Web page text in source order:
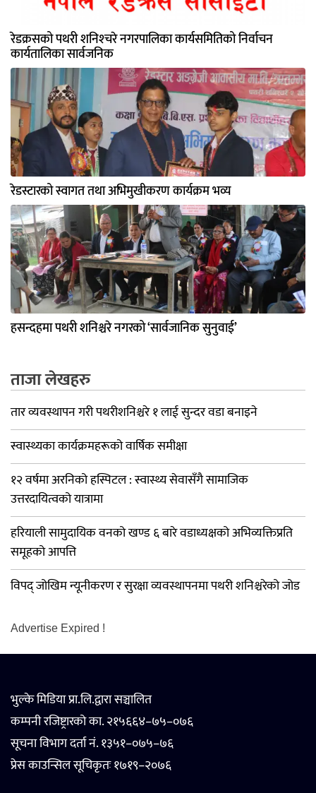
रेडक्रसको पथरी शनिश्‍चरे नगरपालिका कार्यसमितिको निर्वाचन
कार्यतालिका सार्वजनिक
रेडस्टारको स्वागत तथा अभिमुखीकरण कार्यक्रम भव्य
हसन्दहमा पथरी शनिश्चरे नगरको ‘सार्वजानिक सुनुवाई’
ताजा लेखहरु
तार व्यवस्थापन गरी पथरीशनिश्चरे १ लाई सुन्दर वडा बनाइने
स्वास्थ्यका कार्यक्रमहरूको वार्षिक समीक्षा
१२ वर्षमा अरनिको हस्पिटल : स्वास्थ्य सेवासँगै सामाजिक
उत्तरदायित्वको यात्रामा
हरियाली सामुदायिक वनको खण्ड ६ बारे वडाध्यक्षको अभिव्यक्तिप्रति
समूहको आपत्ति
विपद् जोखिम न्यूनीकरण र सुरक्षा व्यवस्थापनमा पथरी शनिश्चरेको जोड
Advertise Expired !
भुल्के मिडिया प्रा.लि.द्वारा सञ्चालित
कम्पनी रजिष्ट्रारको का. २१५६६४–७५–०७६
सूचना विभाग दर्ता नं. १३५१–०७५–७६
प्रेस काउन्सिल सूचिकृतः १७१९–२०७६